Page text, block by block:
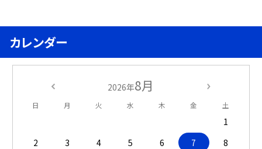
カレンダー
2026年8月
日 月 火 水 木 金 土
1
2
3 4 5 6 7
8